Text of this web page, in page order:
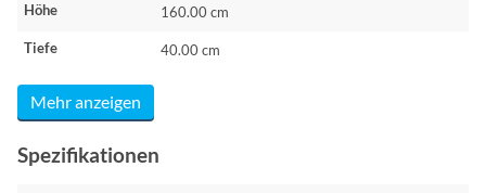
Höhe 160.00 cm
Tiefe 40.00 cm
Mehr anzeigen
Spezifikationen